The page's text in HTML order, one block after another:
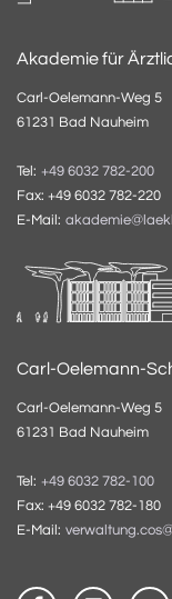
Akademie für
Carl-Oelemann-Weg 5
61231 Bad Nauheim
Tel: +49 6032 782-200
Fax: +49 6032 782-220
E-Mail:
Carl-Oelemann-
Carl-Oelemann-Weg 5
61231 Bad Nauheim
Tel: +49 6032 782-100
Fax: +49 6032 782-180
E-Mail: